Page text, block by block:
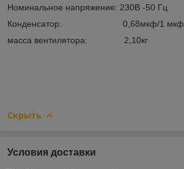
Номинальное напряжение: 230В -50 Гц
Конденсатор: 0,68мкф/1 мкф
масса вентилятора: 2,10кг
Скрыть
Условия доставки